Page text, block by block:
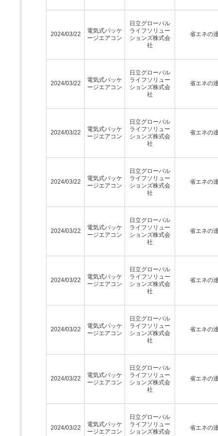
2024/03/22
電気式パッケ
ージエアコン
日立グローバル
ライフソリュー
ションズ株式会
社
省エネの
2024/03/22
電気式パッケ
ージエアコン
日立グローバル
ライフソリュー
ションズ株式会
社
省エネの
2024/03/22
電気式パッケ
ージエアコン
日立グローバル
ライフソリュー
ションズ株式会
社
省エネの
2024/03/22
電気式パッケ
ージエアコン
日立グローバル
ライフソリュー
ションズ株式会
社
省エネの
2024/03/22
電気式パッケ
ージエアコン
日立グローバル
ライフソリュー
ションズ株式会
社
省エネの
2024/03/22
電気式パッケ
ージエアコン
日立グローバル
ライフソリュー
ションズ株式会
社
省エネの
2024/03/22
電気式パッケ
ージエアコン
日立グローバル
ライフソリュー
ションズ株式会
社
省エネの
2024/03/22
電気式パッケ
ージエアコン
日立グローバル
ライフソリュー
ションズ株式会
社
省エネの
2024/03/22
電気式パッケ
ージエアコン
日立グローバル
ライフソリュー
ションズ株式会
省エネの